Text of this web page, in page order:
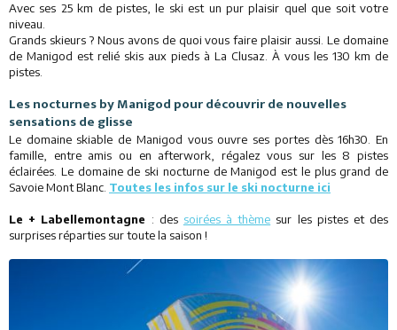
Animations
Avec ses 25 km de pistes, le ski est un pur plaisir quel que soit votre
niveau.
Grands skieurs ? Nous avons de quoi vous faire plaisir aussi. Le domaine
de Manigod est relié skis aux pieds à La Clusaz. À vous les 130 km de
pistes.
Les nocturnes by Manigod pour découvrir de nouvelles
sensations de glisse
Le domaine skiable de Manigod vous ouvre ses portes dès 16h30. En
famille, entre amis ou en afterwork, régalez vous sur les 8 pistes
éclairées. Le domaine de ski nocturne de Manigod est le plus grand de
Savoie Mont Blanc. Toutes les infos sur le ski nocturne ici
Le + Labellemontagne : des soirées à thème sur les pistes et des
surprises réparties sur toute la saison !